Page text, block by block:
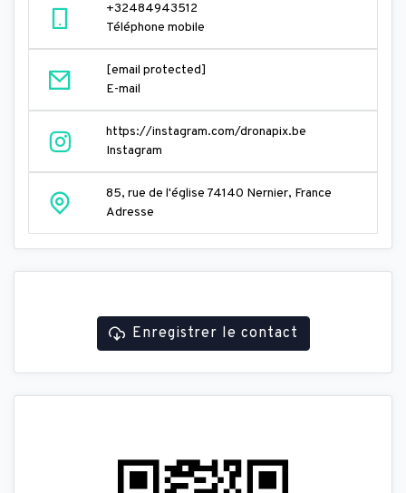
+32484943512
Téléphone mobile
[email protected]
E-mail
https://instagram.com/dronapix.be
Instagram
85, rue de l'église 74140 Nernier, France
Adresse
Enregistrer le contact